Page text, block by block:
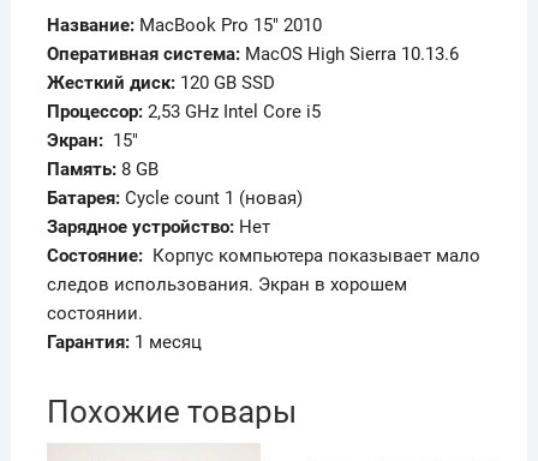
Название:MacBook Pro 15″ 2010
Оперативная система:MacOS High Sierra 10.13.6
Жесткий диск:120 GB SSD
Процессор:2,53 GHz Intel Core i5
Экран: 15″
Память:8 GB
Батарея:Cycle count 1 (новая)
Зарядное устройство:Нет
Состояние: Корпус компьютера показывает мало
следов использования. Экран в хорошем
состоянии.
Гарантия: 1 месяц
Похожие товары